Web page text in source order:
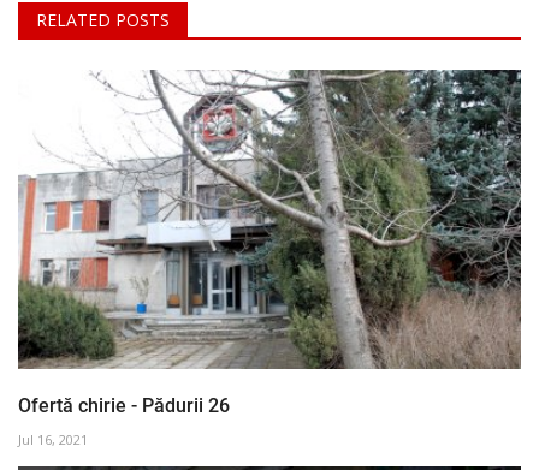
RELATED POSTS
Ofertă chirie - Pădurii 26
Jul 16, 2021